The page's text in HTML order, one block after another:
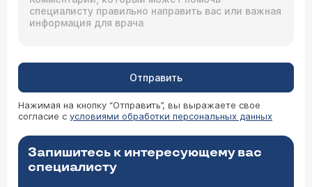
Отправить
Нажимая на кнопку “Отправить”, вы выражаете свое
согласие с условиями обработки персональных данных
Запишитесь к интересующему вас
специалисту